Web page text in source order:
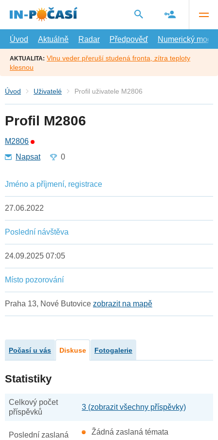
hlavní
Úvod
Aktuálně Radar Předpověď Numerický model
AKTUALITA: Vlnu veder přeruší studená fronta, zítra teploty
klesnou
Úvod Uživatelé Profil uživatele M2806
Profil M2806
M2806
Napsat
0
Jméno a příjmení, registrace
27.06.2022
Poslední návštěva
24.09.2025 07:05
Místo pozorování
Praha 13, Nové Butovice zobrazit na mapě
Počasí u vás Diskuse Fotogalerie
Statistiky
Celkový počet
příspěvků
3 (zobrazit všechny příspěvky)
Poslední zaslaná
Žádná zaslaná témata